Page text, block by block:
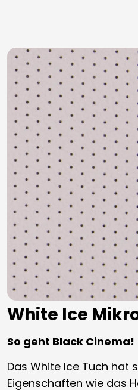
White Ice
So geht Black Cinema!
Das White Ice Tuch hat
Eigenschaften wie das